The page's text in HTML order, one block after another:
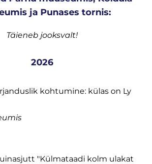
ja Punases tornis:
Täieneb jooksvalt!
2026
kohtumine: külas on Ly
"Külmataadi kolm ulakat